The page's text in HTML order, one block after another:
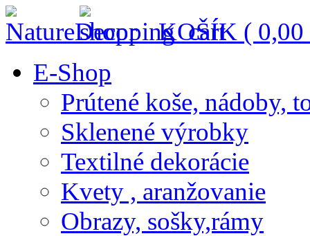
KOŠÍK ( 0,00
E-Shop
Prútené koše, nádoby,
Sklenené výrobky
Textilné dekorácie
Kvety , aranžovanie
Obrazy, sošky,rámy